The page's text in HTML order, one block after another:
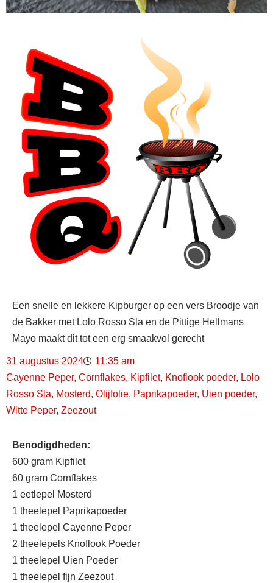
Een snelle en lekkere Kipburger op een vers Broodje van
de Bakker met Lolo Rosso Sla en de Pittige Hellmans
Mayo maakt dit tot een erg smaakvol gerecht
31 augustus 2024
11:35 am
Cayenne Peper, Cornflakes, Kipfilet, Knoflook poeder, Lolo
Rosso Sla, Mosterd, Olijfolie, Paprikapoeder, Uien poeder,
Witte Peper, Zeezout
Benodigdheden:
600 gram Kipfilet
60 gram Cornflakes
1 eetlepel Mosterd
1 theelepel Paprikapoeder
1 theelepel Cayenne Peper
2 theelepels Knoflook Poeder
1 theelepel Uien Poeder
1 theelepel fijn Zeezout